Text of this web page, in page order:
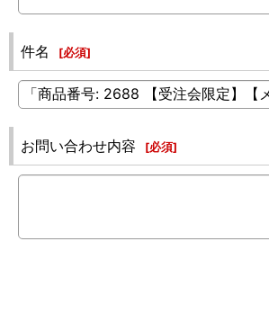
件名 [必須]
お問い合わせ内容 [必須]